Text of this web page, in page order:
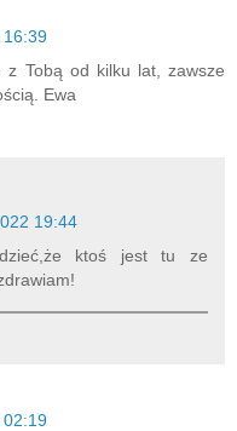
16:39
z Tobą od kilku lat, zawsze
Ewa
19:44
ktoś jest tu ze
02:19